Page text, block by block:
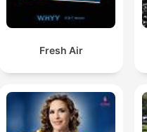
Fresh Air